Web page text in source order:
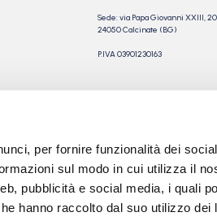
per fornire funzionalità dei
sul modo in cui utilizza il
pubblicità e social media, i quali
hanno raccolto dal suo utilizzo dei
Sede: via Papa Giovanni XXIII, 20
24050 Calcinate (BG)
P.IVA 03901230163